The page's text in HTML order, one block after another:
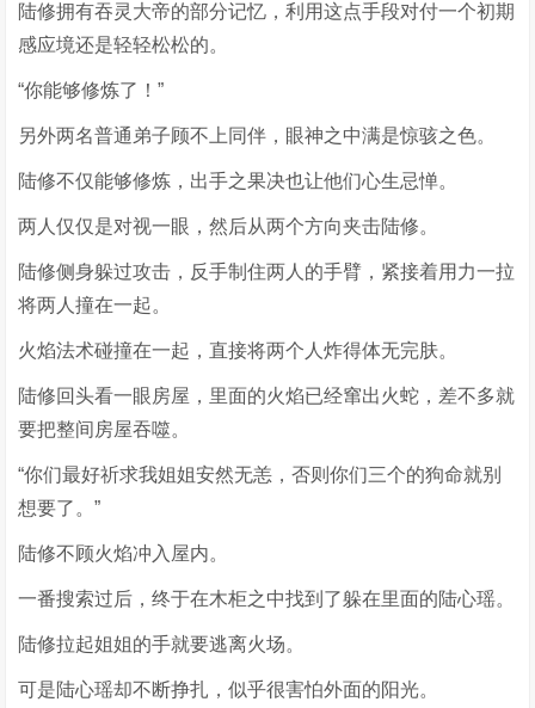
陆修拥有吞灵大帝的部分记忆，利用这点手段对付一个初期
感应境还是轻轻松松的。
“你能够修炼了！”
另外两名普通弟子顾不上同伴，眼神之中满是惊骇之色。
陆修不仅能够修炼，出手之果决也让他们心生忌惮。
两人仅仅是对视一眼，然后从两个方向夹击陆修。
陆修侧身躲过攻击，反手制住两人的手臂，紧接着用力一拉
将两人撞在一起。
火焰法术碰撞在一起，直接将两个人炸得体无完肤。
陆修回头看一眼房屋，里面的火焰已经窜出火蛇，差不多就
要把整间房屋吞噬。
“你们最好祈求我姐姐安然无恙，否则你们三个的狗命就别
想要了。”
陆修不顾火焰冲入屋内。
一番搜索过后，终于在木柜之中找到了躲在里面的陆心瑶。
陆修拉起姐姐的手就要逃离火场。
可是陆心瑶却不断挣扎，似乎很害怕外面的阳光。